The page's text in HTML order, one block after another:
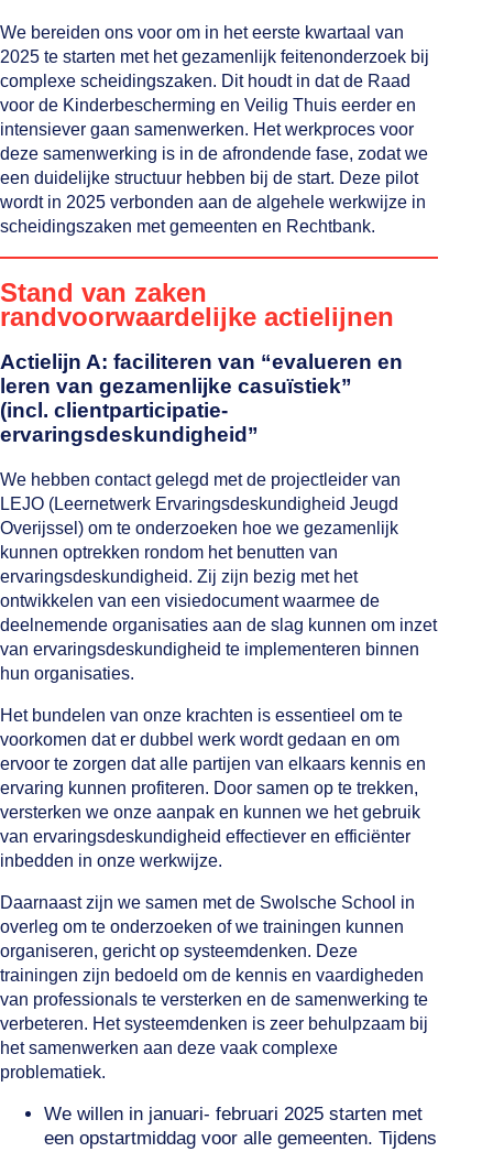
We bereiden ons voor om in het eerste kwartaal van
2025 te starten met het gezamenlijk feitenonderzoek bij
complexe scheidingszaken. Dit houdt in dat de Raad
voor de Kinderbescherming en Veilig Thuis eerder en
intensiever gaan samenwerken. Het werkproces voor
deze samenwerking is in de afrondende fase, zodat we
een duidelijke structuur hebben bij de start. Deze pilot
wordt in 2025 verbonden aan de algehele werkwijze in
scheidingszaken met gemeenten en Rechtbank.
Stand van zaken
randvoorwaardelijke actielijnen
Actielijn A: faciliteren van “evalueren en
leren van gezamenlijke casuïstiek”
(incl. clientparticipatie-
ervaringsdeskundigheid”
We hebben contact gelegd met de projectleider van
LEJO (Leernetwerk Ervaringsdeskundigheid Jeugd
Overijssel) om te onderzoeken hoe we gezamenlijk
kunnen optrekken rondom het benutten van
ervaringsdeskundigheid. Zij zijn bezig met het
ontwikkelen van een visiedocument waarmee de
deelnemende organisaties aan de slag kunnen om inzet
van ervaringsdeskundigheid te implementeren binnen
hun organisaties.
Het bundelen van onze krachten is essentieel om te
voorkomen dat er dubbel werk wordt gedaan en om
ervoor te zorgen dat alle partijen van elkaars kennis en
ervaring kunnen profiteren. Door samen op te trekken,
versterken we onze aanpak en kunnen we het gebruik
van ervaringsdeskundigheid effectiever en efficiënter
inbedden in onze werkwijze.
Daarnaast zijn we samen met de Swolsche School in
overleg om te onderzoeken of we trainingen kunnen
organiseren, gericht op systeemdenken. Deze
trainingen zijn bedoeld om de kennis en vaardigheden
van professionals te versterken en de samenwerking te
verbeteren. Het systeemdenken is zeer behulpzaam bij
het samenwerken aan deze vaak complexe
problematiek.
We willen in januari- februari 2025 starten met
een opstartmiddag voor alle gemeenten. Tijdens